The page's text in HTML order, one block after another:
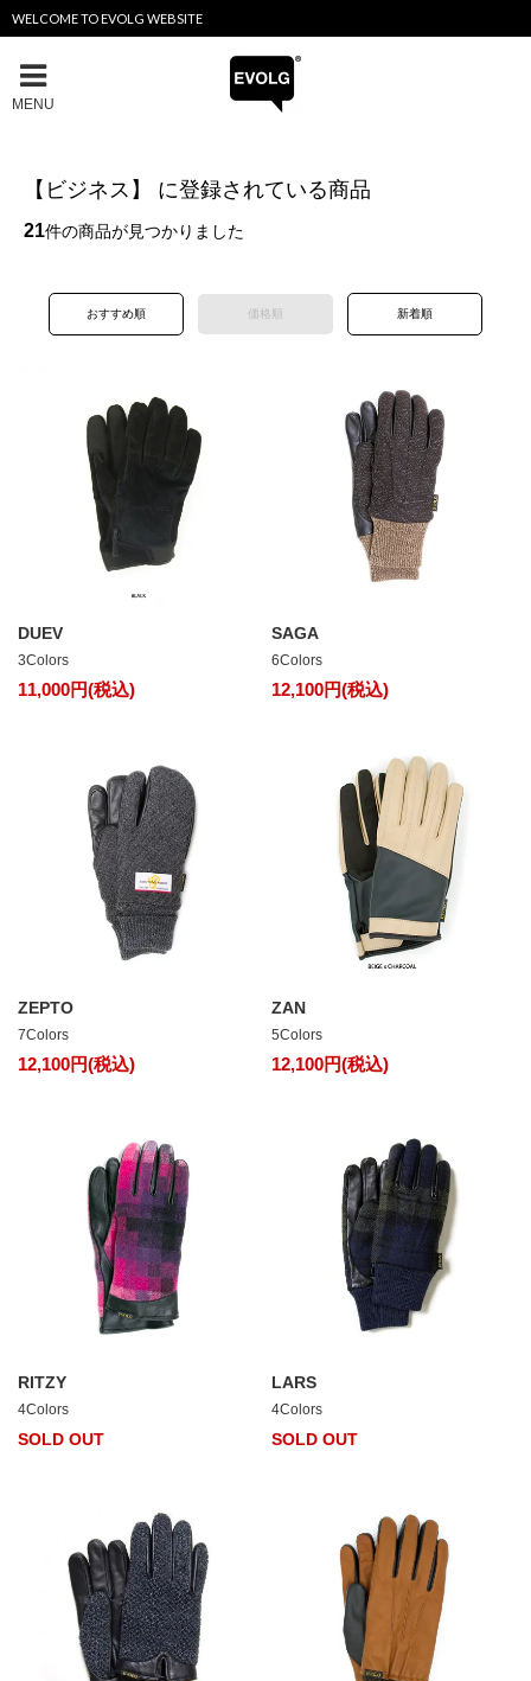
WELCOME TO EVOLG WEBSITE
MENU
【ビジネス】 に登録されている商品
21件の商品が見つかりました
おすすめ順 価格順 新着順
DUEV
3Colors
11,000円(税込)
SAGA
6Colors
12,100円(税込)
ZEPTO
7Colors
12,100円(税込)
ZAN
5Colors
12,100円(税込)
RITZY
4Colors
SOLD OUT
LARS
4Colors
SOLD OUT